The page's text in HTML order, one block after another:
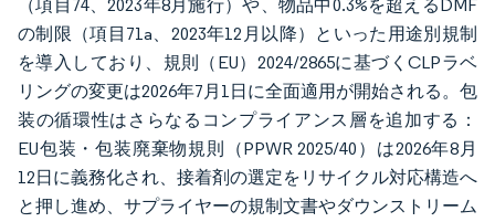
（項目74、2023年8月施行）や、物品中0.3%を超えるDMF
の制限（項目71a、2023年12月以降）といった用途別規制
を導入しており、規則（EU）2024/2865に基づくCLPラベ
リングの変更は2026年7月1日に全面適用が開始される。包
装の循環性はさらなるコンプライアンス層を追加する：
EU包装・包装廃棄物規則（PPWR 2025/40）は2026年8月
12日に義務化され、接着剤の選定をリサイクル対応構造へ
と押し進め、サプライヤーの規制文書やダウンストリーム